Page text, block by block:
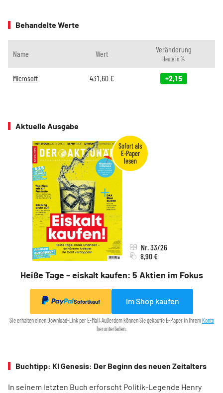
Behandelte Werte
Name Wert Veränderung
Heute in %
Microsoft 431,60€ +2,15
Aktuelle Ausgabe
Heiße Tage – eiskalt kaufen: 5 Aktien im Fokus
Nr. 33/26
8,90 €
Sofortkauf Im Shop kaufen
Sie erhalten einen Download-Link per E-Mail. Außerdem können Sie gekaufte E-Paper in IhremKonto
herunterladen.
Buchtipp: KI Genesis: Der Beginn des neuen Zeitalters
In seinem letzten Buch erforscht Politik-Legende Henry